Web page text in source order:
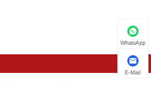
WhatsApp
E-Mail